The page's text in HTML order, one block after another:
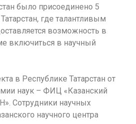
было присоединено 5
где талантливым
возможность в
включиться в научный
в Республике Татарстан от
наук – ФИЦ «Казанский
Сотрудники научных
научного центра